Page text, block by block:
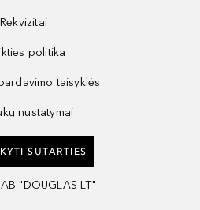
Rekvizitai
politika
taisyklės
nustatymai
SUTARTIES
"DOUGLAS LT"